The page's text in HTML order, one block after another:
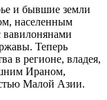
и бывшие земли
населенным
Теперь
в регионе, владея,
Ираном,
Малой Азии.